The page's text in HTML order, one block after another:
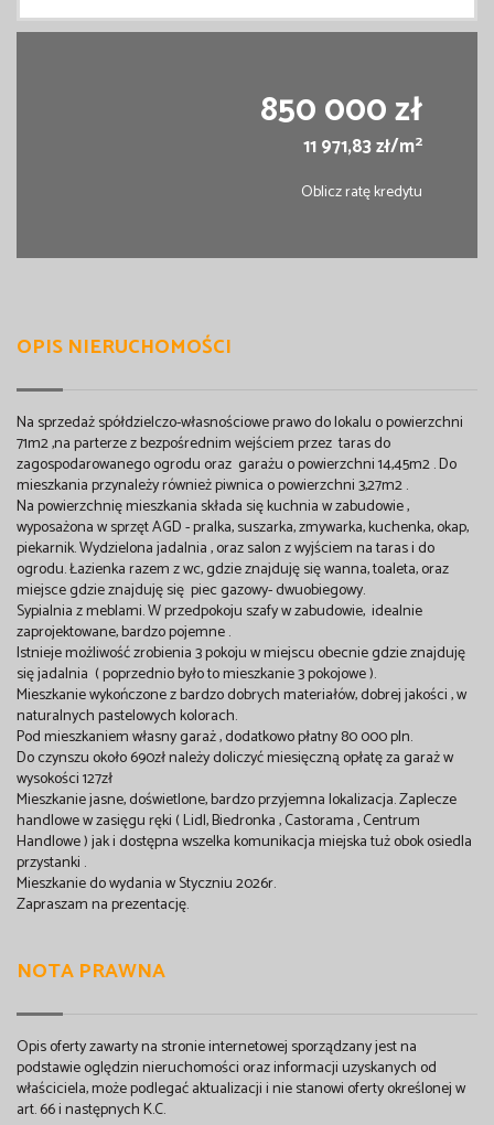
850 000 zł
11 971,83 zł/m2
Oblicz ratę kredytu
OPIS NIERUCHOMOŚCI
Na sprzedaż spółdzielczo-własnościowe prawo do lokalu o powierzchni
71m2 ,na parterze z bezpośrednim wejściem przez taras do
zagospodarowanego ogrodu oraz garażu o powierzchni 14,45m2 . Do
mieszkania przynależy również piwnica o powierzchni 3,27m2 .
Na powierzchnię mieszkania składa się kuchnia w zabudowie ,
wyposażona w sprzęt AGD - pralka, suszarka, zmywarka, kuchenka, okap,
piekarnik. Wydzielona jadalnia , oraz salon z wyjściem na taras i do
ogrodu. Łazienka razem z wc, gdzie znajduję się wanna, toaleta, oraz
miejsce gdzie znajduję się piec gazowy- dwuobiegowy.
Sypialnia z meblami. W przedpokoju szafy w zabudowie, idealnie
zaprojektowane, bardzo pojemne .
Istnieje możliwość zrobienia 3 pokoju w miejscu obecnie gdzie znajduję
się jadalnia ( poprzednio było to mieszkanie 3 pokojowe ).
Mieszkanie wykończone z bardzo dobrych materiałów, dobrej jakości , w
naturalnych pastelowych kolorach.
Pod mieszkaniem własny garaż , dodatkowo płatny 80 000 pln.
Do czynszu około 690zł należy doliczyć miesięczną opłatę za garaż w
wysokości 127zł
Mieszkanie jasne, doświetlone, bardzo przyjemna lokalizacja. Zaplecze
handlowe w zasięgu ręki ( Lidl, Biedronka , Castorama , Centrum
Handlowe ) jak i dostępna wszelka komunikacja miejska tuż obok osiedla
przystanki .
Mieszkanie do wydania w Styczniu 2026r.
Zapraszam na prezentację.
NOTA PRAWNA
Opis oferty zawarty na stronie internetowej sporządzany jest na
podstawie oględzin nieruchomości oraz informacji uzyskanych od
właściciela, może podlegać aktualizacji i nie stanowi oferty określonej w
art. 66 i następnych K.C.